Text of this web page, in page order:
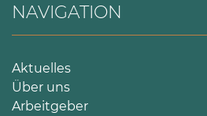
NAVIGATION
Aktuelles
Über uns
Arbeitgeber